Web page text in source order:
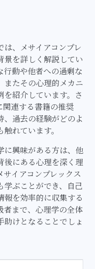
、メサイアコンプレ
景を詳しく解説してい
行動や他者への過剰な
またその心理的メカニ
紹介しています。さ
関連する書籍の推奨
、過去の経験がどのよ
れています。
に興味がある方は、他
後にある心理を深く理
イアコンプレックス
学ぶことができ、自己
報を効率的に収集する
者まで、心理学の全体
けとなることでしょ